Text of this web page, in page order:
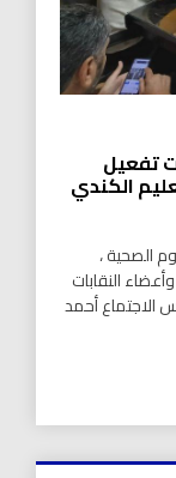
تفعيل
الكندي
الصحية ،
النقابات
الاجتماع أحمد